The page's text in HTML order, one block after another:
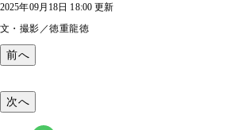
2025年09月18日 18:00 更新
文・撮影／徳重龍徳
前へ
次へ